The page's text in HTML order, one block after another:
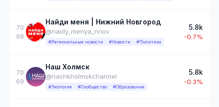
70
68
Найди меня | Нижний Новгород
@naidy_menya_nnov
#Региональные новости #Новости #Политика
5.8k
-0.7%
70
69
Наш Холмск
@nashkholmskchannel
#Экология #Сообщество #Образование
5.8k
-0.3%